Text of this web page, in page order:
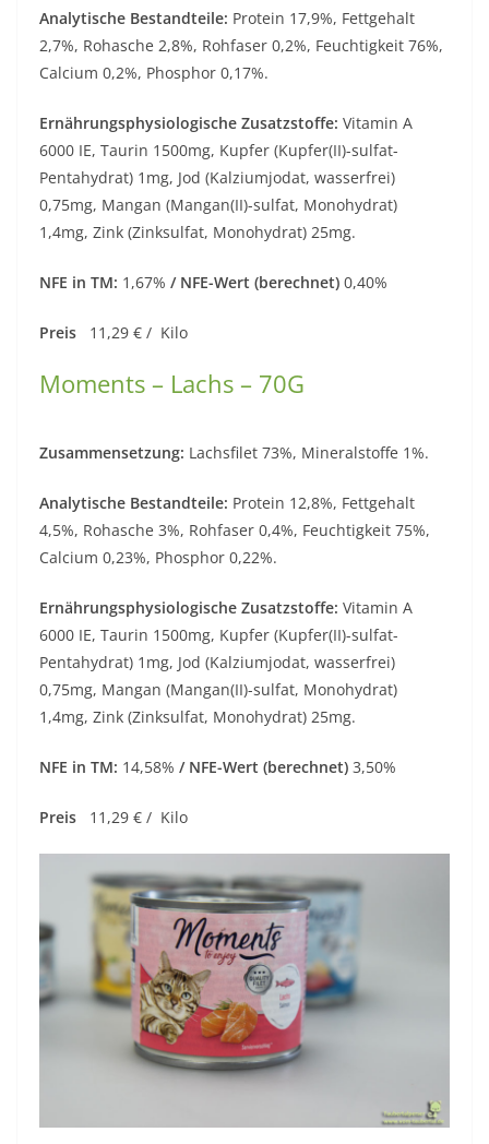
Analytische Bestandteile: Protein 17,9%, Fettgehalt
2,7%, Rohasche 2,8%, Rohfaser 0,2%, Feuchtigkeit 76%,
Calcium 0,2%, Phosphor 0,17%.
Ernährungsphysiologische Zusatzstoffe: Vitamin A
6000 IE, Taurin 1500mg, Kupfer (Kupfer(II)-sulfat-
Pentahydrat) 1mg, Jod (Kalziumjodat, wasserfrei)
0,75mg, Mangan (Mangan(II)-sulfat, Monohydrat)
1,4mg, Zink (Zinksulfat, Monohydrat) 25mg.
NFE in TM: 1,67% / NFE-Wert (berechnet) 0,40%
Preis 11,29 € / Kilo
Moments – Lachs – 70G
Zusammensetzung: Lachsfilet 73%, Mineralstoffe 1%.
Analytische Bestandteile: Protein 12,8%, Fettgehalt
4,5%, Rohasche 3%, Rohfaser 0,4%, Feuchtigkeit 75%,
Calcium 0,23%, Phosphor 0,22%.
Ernährungsphysiologische Zusatzstoffe: Vitamin A
6000 IE, Taurin 1500mg, Kupfer (Kupfer(II)-sulfat-
Pentahydrat) 1mg, Jod (Kalziumjodat, wasserfrei)
0,75mg, Mangan (Mangan(II)-sulfat, Monohydrat)
1,4mg, Zink (Zinksulfat, Monohydrat) 25mg.
NFE in TM: 14,58% / NFE-Wert (berechnet) 3,50%
Preis 11,29 € / Kilo